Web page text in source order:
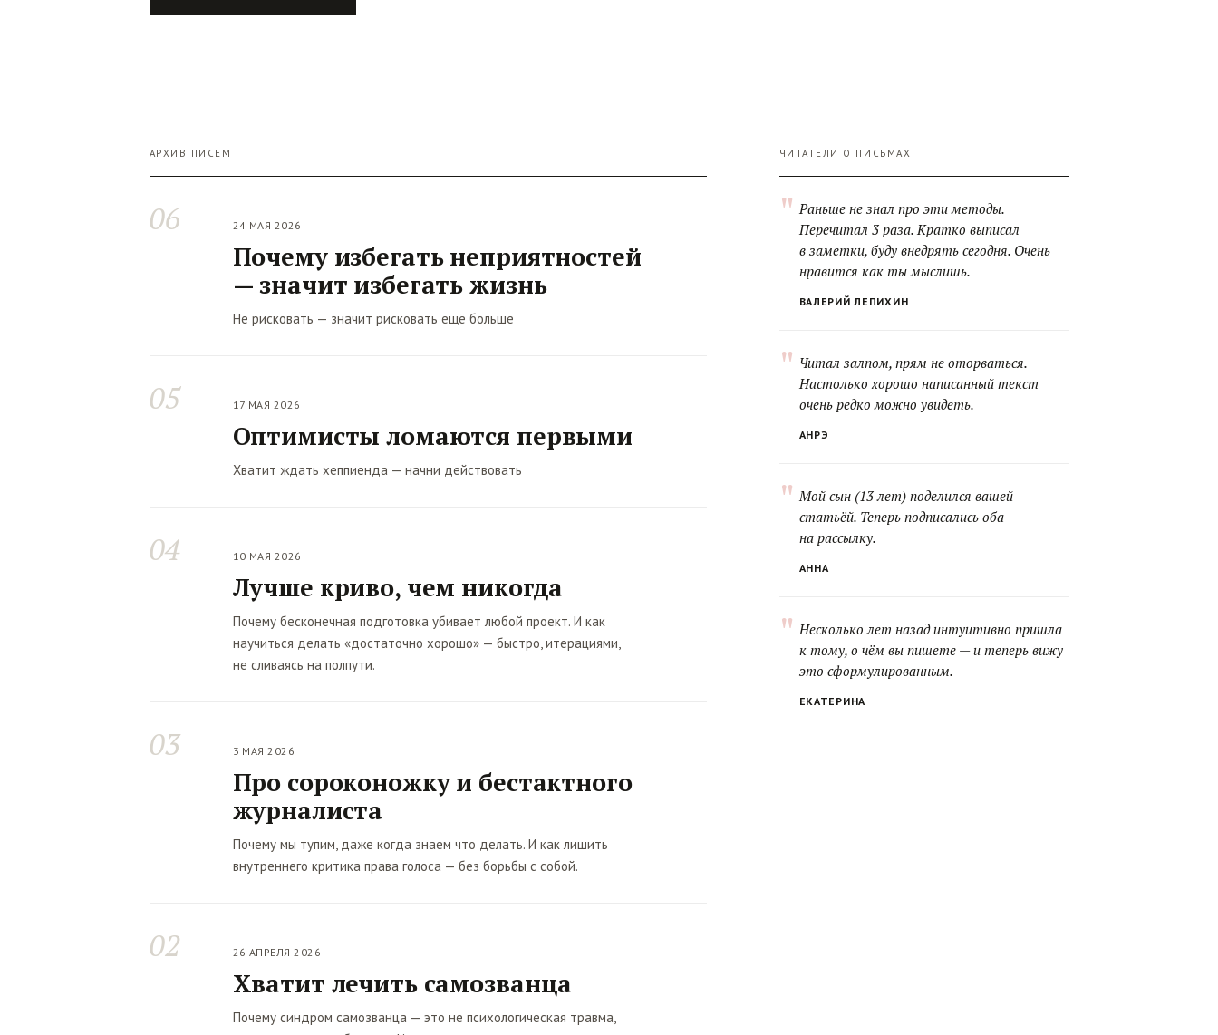
АРХИВ ПИСЕМ
06 24 МАЯ 2026
Почему избегать неприятностей
— значит избегать жизнь
Не рисковать — значит рисковать ещё больше
05 17 МАЯ 2026
Оптимисты ломаются первыми
Хватит ждать хеппиенда — начни действовать
04 10 МАЯ 2026
Лучше криво, чем никогда
Почему бесконечная подготовка убивает любой проект. И как
научиться делать «достаточно хорошо» — быстро, итерациями,
не сливаясь на полпути.
03 3 МАЯ 2026
Про сороконожку и бестактного
журналиста
Почему мы тупим, даже когда знаем что делать. И как лишить
внутреннего критика права голоса — без борьбы с собой.
02 26 АПРЕЛЯ 2026
Хватит лечить самозванца
Почему синдром самозванца — это не психологическая травма,
ЧИТАТЕЛИ О ПИСЬМАХ
" Раньше не знал про эти методы.
Перечитал 3 раза. Кратко выписал
в заметки, буду внедрять сегодня. Очень
нравится как ты мыслишь.
ВАЛЕРИЙ ЛЕПИХИН
" Читал залпом, прям не оторваться.
Настолько хорошо написанный текст
очень редко можно увидеть.
АНРЭ
" Мой сын (13 лет) поделился вашей
статьёй. Теперь подписались оба
на рассылку.
АННА
" Несколько лет назад интуитивно пришла
к тому, о чём вы пишете — и теперь вижу
это сформулированным.
ЕКАТЕРИНА